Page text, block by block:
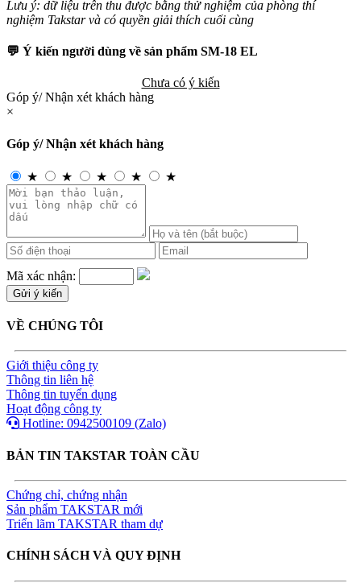
Lưu ý: dữ liệu trên thu được bằng thử nghiệm của phòng thí
nghiệm Takstar và có quyền giải thích cuối cùng
💬 Ý kiến người dùng về sản phẩm SM-18 EL
Chưa có ý kiến
Góp ý/ Nhận xét khách hàng
×
Góp ý/ Nhận xét khách hàng
★ ★ ★ ★ ★
Mã xác nhận:
VỀ CHÚNG TÔI
Giới thiệu công ty
Thông tin liên hệ
Thông tin tuyển dụng
Hoạt động công ty
Hotline: 0942500109 (Zalo)
BẢN TIN TAKSTAR TOÀN CẦU
Chứng chỉ, chứng nhận
Sản phẩm TAKSTAR mới
Triển lãm TAKSTAR tham dự
CHÍNH SÁCH VÀ QUY ĐỊNH